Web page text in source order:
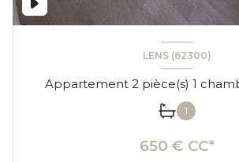
LENS (62300)
1
650 € CC*